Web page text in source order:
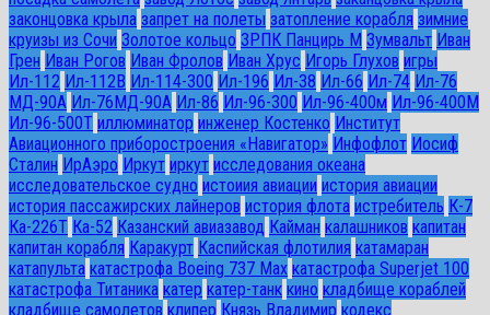
законцовка крыла запрет на полеты затопление корабля зимние
круизы из Сочи Золотое кольцо ЗРПК Панцирь М Зумвальт Иван
Грен Иван Рогов Иван Фролов Иван Хрус Игорь Глухов игры
Ил-112 Ил-112В Ил-114-300 Ил-196 Ил-38 Ил-66 Ил-74 Ил-76
МД-90А Ил-76МД-90А Ил-86 Ил-96-300 Ил-96-400м Ил-96-400М
Ил-96-500Т иллюминатор инженер Костенко Институт
Авиационного приборостроения «Навигатор» Инфофлот Иосиф
Сталин ИрАэро Иркут иркут исследования океана
исследовательское судно истоиия авиации история авиации
история пассажирских лайнеров история флота истребитель К-7
Ка-226Т Ка-52 Казанский авиазавод Кайман калашников капитан
капитан корабля Каракурт Каспийская флотилия катамаран
катапульта катастрофа Boeing 737 Max катастрофа Superjet 100
катастрофа Титаника катер катер-танк кино кладбище кораблей
кладбище самолетов клипер Князь Владимир кодекс